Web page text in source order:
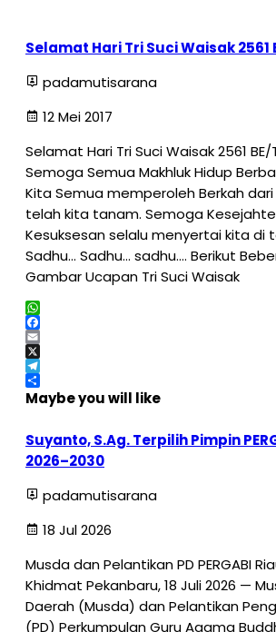
Selamat Hari Tri Suci Waisak 2561
padamutisarana
12 Mei 2017
Selamat Hari Tri Suci Waisak 2561 BE/
Semoga Semua Makhluk Hidup
Kita Semua memperoleh Berkah
telah kita tanam. Semoga
Kesuksesan selalu menyertai kita di
Sadhu… Sadhu… sadhu…. Berikut
Gambar Ucapan Tri Suci Waisak
WhatsApp
Facebook
Email
X
Telegram
Share
Maybe you will like
Suyanto, S.Ag. Terpilih Pimpin
2026–2030
padamutisarana
18 Jul 2026
Musda dan Pelantikan PD PERGABI
Khidmat Pekanbaru, 18 Juli 2026 —
Daerah (Musda) dan Pelantikan
(PD) Perkumpulan Guru Agama